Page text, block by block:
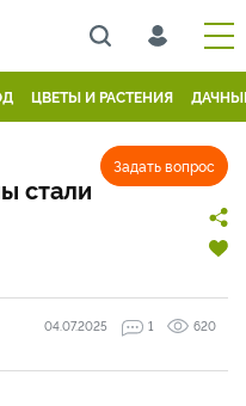
ЦВЕТЫ И РАСТЕНИЯ
Задать вопрос
стали
04.07.2025 1 620